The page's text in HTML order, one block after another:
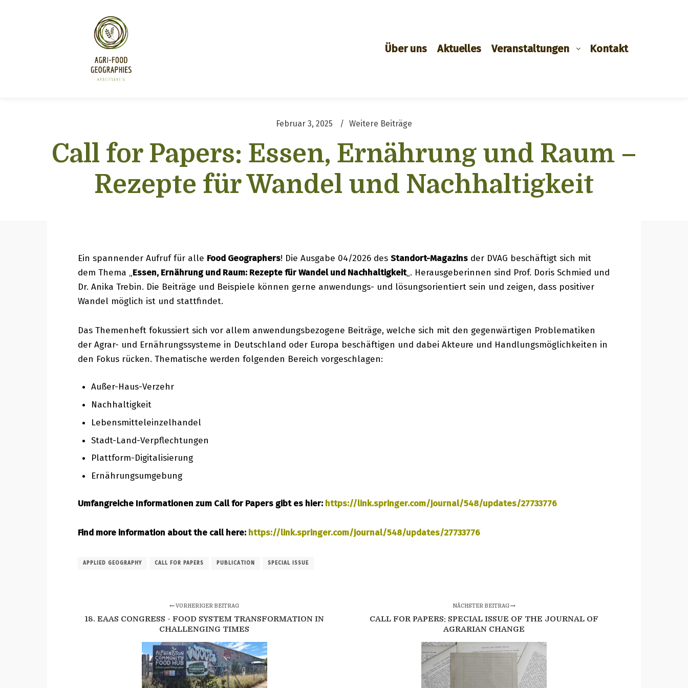
Über uns Aktuelles Veranstaltungen Kontakt
Februar 3, 2025 Weitere Beiträge
Call for Papers: Essen, Ernährung und Raum –
Rezepte für Wandel und Nachhaltigkeit
Ein spannender Aufruf für alle Food Geographers! Die Ausgabe 04/2026 des Standort-Magazins der DVAG beschäftigt sich mit
dem Thema „Essen, Ernährung und Raum: Rezepte für Wandel und Nachhaltigkeit„. Herausgeberinnen sind Prof. Doris Schmied und
Dr. Anika Trebin. Die Beiträge und Beispiele können gerne anwendungs- und lösungsorientiert sein und zeigen, dass positiver
Wandel möglich ist und stattfindet.
Das Themenheft fokussiert sich vor allem anwendungsbezogene Beiträge, welche sich mit den gegenwärtigen Problematiken
der Agrar- und Ernährungssysteme in Deutschland oder Europa beschäftigen und dabei Akteure und Handlungsmöglichkeiten in
den Fokus rücken. Thematische werden folgenden Bereich vorgeschlagen:
Außer-Haus-Verzehr
Nachhaltigkeit
Lebensmitteleinzelhandel
Stadt-Land-Verpflechtungen
Plattform-Digitalisierung
Ernährungsumgebung
Umfangreiche Informationen zum Call for Papers gibt es hier: https://link.springer.com/journal/548/updates/27733776
Find more information about the call here: https://link.springer.com/journal/548/updates/27733776
APPLIED GEOGRAPHY CALL FOR PAPERS PUBLICATION SPECIAL ISSUE
VORHERIGER BEITRAG
18. EAAS CONGRESS - FOOD SYSTEM TRANSFORMATION IN
CHALLENGING TIMES
NÄCHSTER BEITRAG
CALL FOR PAPERS: SPECIAL ISSUE OF THE JOURNAL OF
AGRARIAN CHANGE